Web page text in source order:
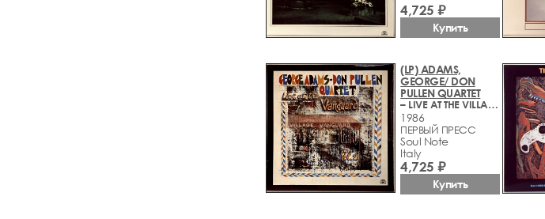
4,725 ₽
Купить
(LP) ADAMS,
GEORGE/ DON
PULLEN QUARTET
– LIVE AT THE VILLAGE VANGUARD - VOL. 2
1986
ПЕРВЫЙ ПРЕСС
Soul Note
Italy
4,725 ₽
Купить